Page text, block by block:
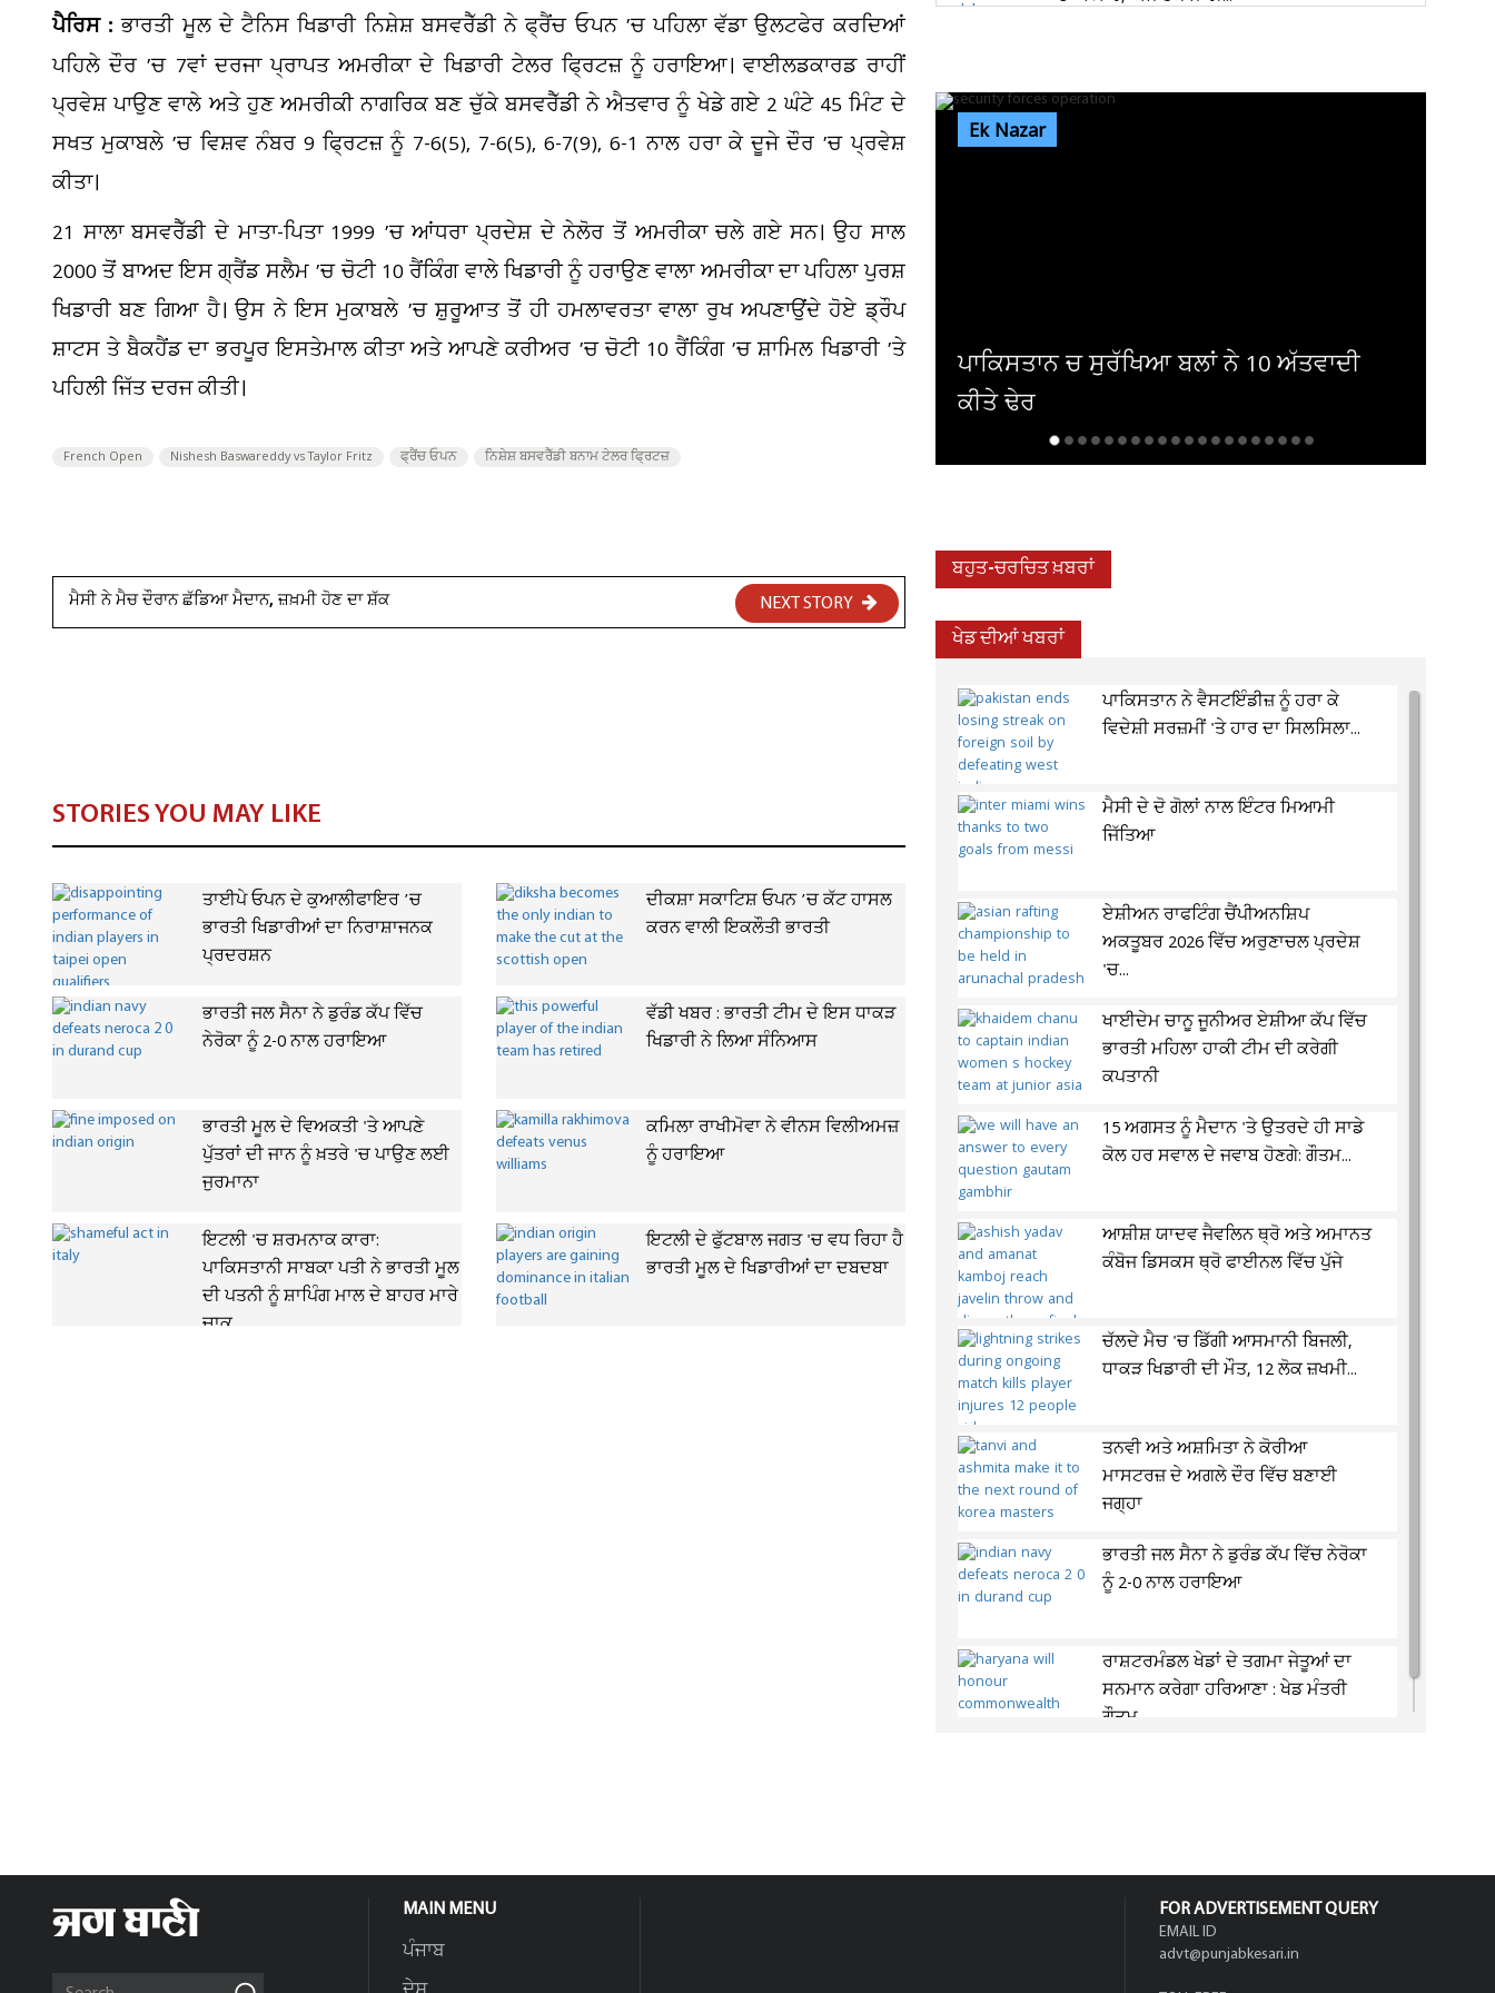
ਪੈਰਿਸ :ਭਾਰਤੀ ਮੂਲ ਦੇ ਟੈਨਿਸ ਖਿਡਾਰੀ ਨਿਸ਼ੇਸ਼ ਬਸਵਰੈੱਡੀ ਨੇ ਫ੍ਰੈਂਚ ਓਪਨ ’ਚ ਪਹਿਲਾ ਵੱਡਾ ਉਲਟਫੇਰ ਕਰਦਿਆਂ
ਪਹਿਲੇ ਦੌਰ ’ਚ 7ਵਾਂ ਦਰਜਾ ਪ੍ਰਾਪਤ ਅਮਰੀਕਾ ਦੇ ਖਿਡਾਰੀ ਟੇਲਰ ਫ੍ਰਿਟਜ਼ ਨੂੰ ਹਰਾਇਆ। ਵਾਈਲਡਕਾਰਡ ਰਾਹੀਂ
ਪ੍ਰਵੇਸ਼ ਪਾਉਣ ਵਾਲੇ ਅਤੇ ਹੁਣ ਅਮਰੀਕੀ ਨਾਗਰਿਕ ਬਣ ਚੁੱਕੇ ਬਸਵਰੈੱਡੀ ਨੇ ਐਤਵਾਰ ਨੂੰ ਖੇਡੇ ਗਏ 2 ਘੰਟੇ 45 ਮਿੰਟ ਦੇ
ਸਖਤ ਮੁਕਾਬਲੇ ’ਚ ਵਿਸ਼ਵ ਨੰਬਰ 9 ਫ੍ਰਿਟਜ਼ ਨੂੰ 7-6(5), 7-6(5), 6-7(9), 6-1 ਨਾਲ ਹਰਾ ਕੇ ਦੂਜੇ ਦੌਰ ’ਚ ਪ੍ਰਵੇਸ਼
ਕੀਤਾ।
21 ਸਾਲਾ ਬਸਵਰੈੱਡੀ ਦੇ ਮਾਤਾ-ਪਿਤਾ 1999 ’ਚ ਆਂਧਰਾ ਪ੍ਰਦੇਸ਼ ਦੇ ਨੇਲੋਰ ਤੋਂ ਅਮਰੀਕਾ ਚਲੇ ਗਏ ਸਨ। ਉਹ ਸਾਲ
2000 ਤੋਂ ਬਾਅਦ ਇਸ ਗ੍ਰੈਂਡ ਸਲੈਮ ’ਚ ਚੋਟੀ 10 ਰੈਂਕਿੰਗ ਵਾਲੇ ਖਿਡਾਰੀ ਨੂੰ ਹਰਾਉਣ ਵਾਲਾ ਅਮਰੀਕਾ ਦਾ ਪਹਿਲਾ ਪੁਰਸ਼
ਖਿਡਾਰੀ ਬਣ ਗਿਆ ਹੈ। ਉਸ ਨੇ ਇਸ ਮੁਕਾਬਲੇ ’ਚ ਸ਼ੁਰੂਆਤ ਤੋਂ ਹੀ ਹਮਲਾਵਰਤਾ ਵਾਲਾ ਰੁਖ ਅਪਣਾਉਂਦੇ ਹੋਏ ਡ੍ਰੌਪ
ਸ਼ਾਟਸ ਤੇ ਬੈਕਹੈਂਡ ਦਾ ਭਰਪੂਰ ਇਸਤੇਮਾਲ ਕੀਤਾ ਅਤੇ ਆਪਣੇ ਕਰੀਅਰ ’ਚ ਚੋਟੀ 10 ਰੈਂਕਿੰਗ ’ਚ ਸ਼ਾਮਿਲ ਖਿਡਾਰੀ ’ਤੇ
ਪਹਿਲੀ ਜਿੱਤ ਦਰਜ ਕੀਤੀ।
French Open Nishesh Baswareddy vs Taylor Fritz ਫ੍ਰੈਂਚ ਓਪਨ ਨਿਸ਼ੇਸ਼ ਬਸਵਰੈੱਡੀ ਬਨਾਮ ਟੇਲਰ ਫ੍ਰਿਟਜ਼
ਮੈਸੀ ਨੇ ਮੈਚ ਦੌਰਾਨ ਛੱਡਿਆ ਮੈਦਾਨ, ਜ਼ਖ਼ਮੀ ਹੋਣ ਦਾ ਸ਼ੱਕ NEXT STORY
STORIES YOU MAY LIKE
ਤਾਈਪੇ ਓਪਨ ਦੇ ਕੁਆਲੀਫਾਇਰ ’ਚ
ਭਾਰਤੀ ਖਿਡਾਰੀਆਂ ਦਾ ਨਿਰਾਸ਼ਾਜਨਕ
ਪ੍ਰਦਰਸ਼ਨ
ਦੀਕਸ਼ਾ ਸਕਾਟਿਸ਼ ਓਪਨ ’ਚ ਕੱਟ ਹਾਸਲ
ਕਰਨ ਵਾਲੀ ਇਕਲੌਤੀ ਭਾਰਤੀ
ਭਾਰਤੀ ਜਲ ਸੈਨਾ ਨੇ ਡੁਰੰਡ ਕੱਪ ਵਿੱਚ
ਨੇਰੋਕਾ ਨੂੰ 2-0 ਨਾਲ ਹਰਾਇਆ
ਵੱਡੀ ਖਬਰ : ਭਾਰਤੀ ਟੀਮ ਦੇ ਇਸ ਧਾਕੜ
ਖਿਡਾਰੀ ਨੇ ਲਿਆ ਸੰਨਿਆਸ
ਭਾਰਤੀ ਮੂਲ ਦੇ ਵਿਅਕਤੀ 'ਤੇ ਆਪਣੇ
ਪੁੱਤਰਾਂ ਦੀ ਜਾਨ ਨੂੰ ਖ਼ਤਰੇ 'ਚ ਪਾਉਣ ਲਈ
ਜੁਰਮਾਨਾ
ਕਮਿਲਾ ਰਾਖੀਮੋਵਾ ਨੇ ਵੀਨਸ ਵਿਲੀਅਮਜ਼
ਨੂੰ ਹਰਾਇਆ
ਇਟਲੀ 'ਚ ਸ਼ਰਮਨਾਕ ਕਾਰਾ:
ਪਾਕਿਸਤਾਨੀ ਸਾਬਕਾ ਪਤੀ ਨੇ ਭਾਰਤੀ ਮੂਲ
ਦੀ ਪਤਨੀ ਨੂੰ ਸ਼ਾਪਿੰਗ ਮਾਲ ਦੇ ਬਾਹਰ ਮਾਰੇ
ਚਾਕੂ
ਇਟਲੀ ਦੇ ਫੁੱਟਬਾਲ ਜਗਤ 'ਚ ਵਧ ਰਿਹਾ ਹੈ
ਭਾਰਤੀ ਮੂਲ ਦੇ ਖਿਡਾਰੀਆਂ ਦਾ ਦਬਦਬਾ
Ek Nazar
ਪਾਕਿਸਤਾਨ ਚ ਸੁਰੱਖਿਆ ਬਲਾਂ ਨੇ 10 ਅੱਤਵਾਦੀ
ਸਕੂਲ ਗੋਲੀਬਾਰੀ ਅਪਡੇਟ :
ਬਹੁਤ-ਚਰਚਿਤ ਖ਼ਬਰਾਂ
ਖੇਡ ਦੀਆਂ ਖਬਰਾਂ
ਪਾਕਿਸਤਾਨ ਨੇ ਵੈਸਟਇੰਡੀਜ਼ ਨੂੰ ਹਰਾ ਕੇ
ਵਿਦੇਸ਼ੀ ਸਰਜ਼ਮੀਂ 'ਤੇ ਹਾਰ ਦਾ ਸਿਲਸਿਲਾ...
ਮੈਸੀ ਦੇ ਦੋ ਗੋਲਾਂ ਨਾਲ ਇੰਟਰ ਮਿਆਮੀ
ਜਿੱਤਿਆ
ਏਸ਼ੀਅਨ ਰਾਫਟਿੰਗ ਚੈਂਪੀਅਨਸ਼ਿਪ
ਅਕਤੂਬਰ 2026 ਵਿੱਚ ਅਰੁਣਾਚਲ ਪ੍ਰਦੇਸ਼
'ਚ...
ਖਾਈਦੇਮ ਚਾਨੂ ਜੂਨੀਅਰ ਏਸ਼ੀਆ ਕੱਪ ਵਿੱਚ
ਭਾਰਤੀ ਮਹਿਲਾ ਹਾਕੀ ਟੀਮ ਦੀ ਕਰੇਗੀ
ਕਪਤਾਨੀ
15 ਅਗਸਤ ਨੂੰ ਮੈਦਾਨ 'ਤੇ ਉਤਰਦੇ ਹੀ ਸਾਡੇ
ਕੋਲ ਹਰ ਸਵਾਲ ਦੇ ਜਵਾਬ ਹੋਣਗੇ: ਗੌਤਮ...
ਆਸ਼ੀਸ਼ ਯਾਦਵ ਜੈਵਲਿਨ ਥ੍ਰੋ ਅਤੇ ਅਮਾਨਤ
ਕੰਬੋਜ ਡਿਸਕਸ ਥ੍ਰੋ ਫਾਈਨਲ ਵਿੱਚ ਪੁੱਜੇ
ਚੱਲਦੇ ਮੈਚ 'ਚ ਡਿੱਗੀ ਆਸਮਾਨੀ ਬਿਜਲੀ,
ਧਾਕੜ ਖਿਡਾਰੀ ਦੀ ਮੌਤ, 12 ਲੋਕ ਜ਼ਖਮੀ...
ਤਨਵੀ ਅਤੇ ਅਸ਼ਮਿਤਾ ਨੇ ਕੋਰੀਆ
ਮਾਸਟਰਜ਼ ਦੇ ਅਗਲੇ ਦੌਰ ਵਿੱਚ ਬਣਾਈ
ਜਗ੍ਹਾ
ਭਾਰਤੀ ਜਲ ਸੈਨਾ ਨੇ ਡੁਰੰਡ ਕੱਪ ਵਿੱਚ ਨੇਰੋਕਾ
ਨੂੰ 2-0 ਨਾਲ ਹਰਾਇਆ
ਰਾਸ਼ਟਰਮੰਡਲ ਖੇਡਾਂ ਦੇ ਤਗਮਾ ਜੇਤੂਆਂ ਦਾ
ਸਨਮਾਨ ਕਰੇਗਾ ਹਰਿਆਣਾ : ਖੇਡ ਮੰਤਰੀ
ਗੌਤਮ
MAIN MENU
ਪੰਜਾਬ
FOR ADVERTISEMENT QUERY
EMAIL ID
advt@punjabkesari.in